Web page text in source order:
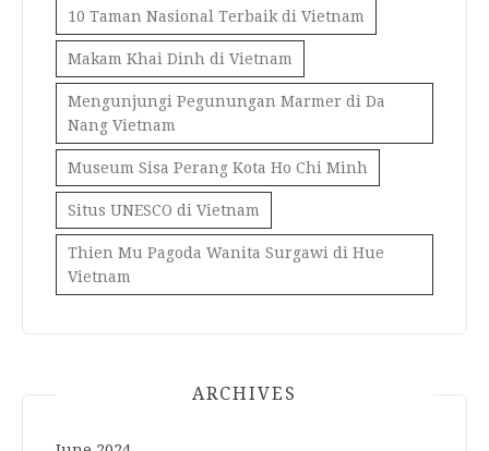
10 Taman Nasional Terbaik di Vietnam
Makam Khai Dinh di Vietnam
Mengunjungi Pegunungan Marmer di Da
Nang Vietnam
Museum Sisa Perang Kota Ho Chi Minh
Situs UNESCO di Vietnam
Thien Mu Pagoda Wanita Surgawi di Hue
Vietnam
ARCHIVES